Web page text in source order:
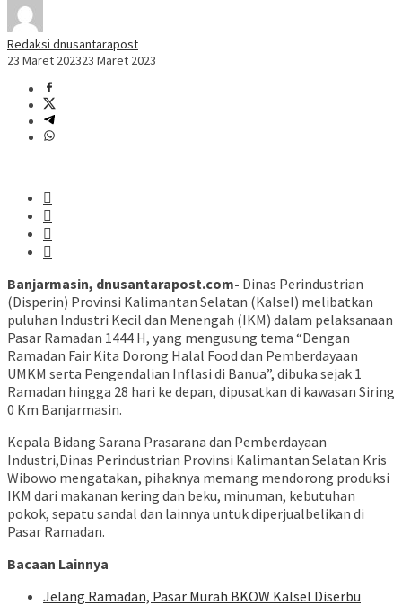
Redaksi dnusantarapost
23 Maret 202323 Maret 2023
Banjarmasin, dnusantarapost.com- Dinas Perindustrian
(Disperin) Provinsi Kalimantan Selatan (Kalsel) melibatkan
puluhan Industri Kecil dan Menengah (IKM) dalam pelaksanaan
Pasar Ramadan 1444 H, yang mengusung tema “Dengan
Ramadan Fair Kita Dorong Halal Food dan Pemberdayaan
UMKM serta Pengendalian Inflasi di Banua”, dibuka sejak 1
Ramadan hingga 28 hari ke depan, dipusatkan di kawasan Siring
0 Km Banjarmasin.
Kepala Bidang Sarana Prasarana dan Pemberdayaan
Industri,Dinas Perindustrian Provinsi Kalimantan Selatan Kris
Wibowo mengatakan, pihaknya memang mendorong produksi
IKM dari makanan kering dan beku, minuman, kebutuhan
pokok, sepatu sandal dan lainnya untuk diperjualbelikan di
Pasar Ramadan.
Bacaan Lainnya
Jelang Ramadan, Pasar Murah BKOW Kalsel Diserbu